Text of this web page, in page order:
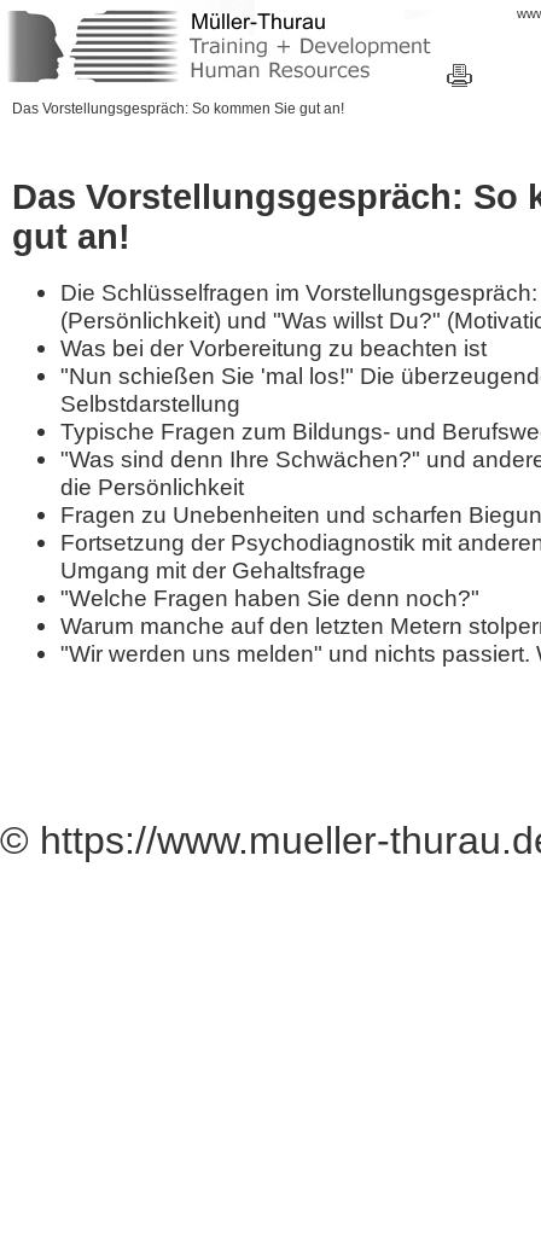
Das Vorstellungsgespräch: So kommen Sie gut an!
Das Vorstellungsgespräch: So
gut an!
Die Schlüsselfragen im
(Persönlichkeit) und "Was willst Du?"
Was bei der Vorbereitung zu beachten ist
"Nun schießen Sie 'mal los!" Die
Selbstdarstellung
Typische Fragen zum Bildungs- und
"Was sind denn Ihre Schwächen?" und
die Persönlichkeit
Fragen zu Unebenheiten und scharfen
Fortsetzung der Psychodiagnostik mit
Umgang mit der Gehaltsfrage
"Welche Fragen haben Sie denn noch?"
Warum manche auf den letzten Metern
"Wir werden uns melden" und nichts passiert.
© https://www.mueller-